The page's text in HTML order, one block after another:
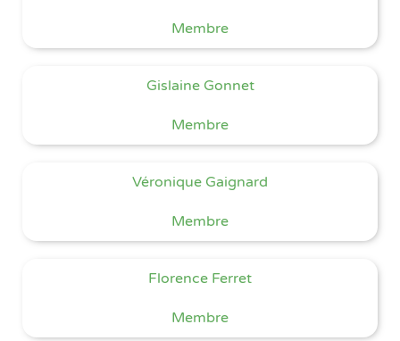
Membre
Gislaine Gonnet
Membre
Véronique Gaignard
Membre
Florence Ferret
Membre